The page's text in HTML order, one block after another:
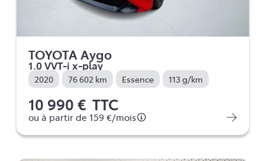
TOYOTA Aygo
1.0 VVT-i x-play
2020 76 602 km Essence 113 g/km
10 990 € TTC
ou à partir de 159 €/mois